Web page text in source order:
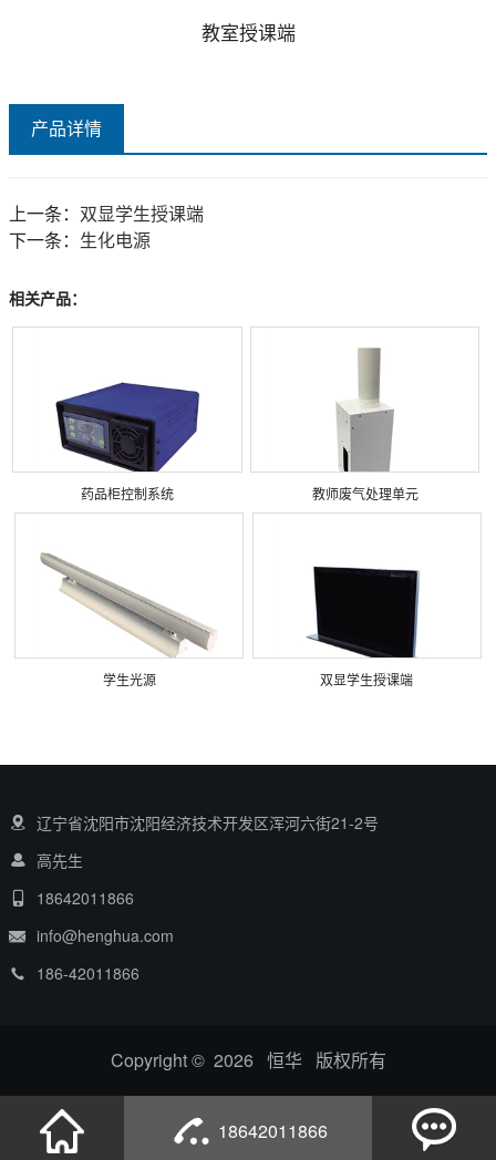
教室授课端
产品详情
上一条： 双显学生授课端
下一条： 生化电源
相关产品：
药品柜控制系统 教师废气处理单元
学生光源 双显学生授课端
辽宁省沈阳市沈阳经济技术开发区浑河六街21-2号
高先生
18642011866
info@henghua.com
186-42011866
Copyright © 2026 恒华 版权所有
18642011866